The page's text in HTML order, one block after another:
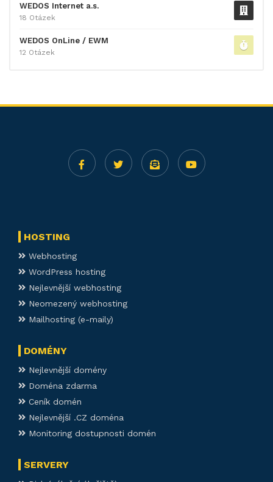
WEDOS Internet a.s.
18 Otázek
WEDOS OnLine / EWM
12 Otázek
HOSTING
Webhosting
WordPress hosting
Nejlevnější webhosting
Neomezený webhosting
Mailhosting (e-maily)
DOMÉNY
Nejlevnější domény
Doména zdarma
Ceník domén
Nejlevnější .CZ doména
Monitoring dostupnosti domén
SERVERY